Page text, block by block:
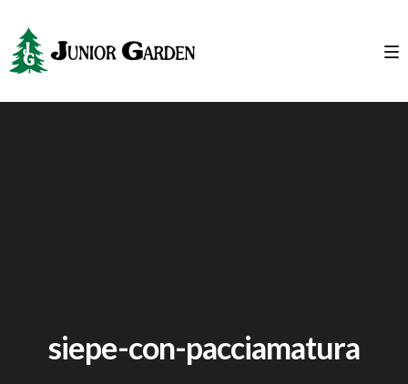
siepe-con-pacciamatura